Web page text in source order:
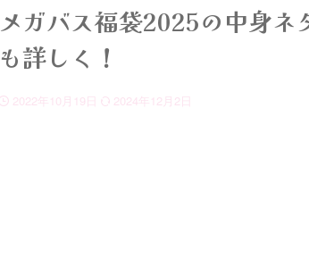
メガバス福袋2025の中身ネ
も詳しく！
2022年10月19日 2024年12月2日